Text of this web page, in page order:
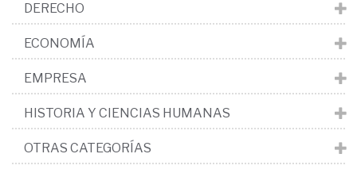
DERECHO
ECONOMÍA
EMPRESA
HISTORIA Y CIENCIAS HUMANAS
OTRAS CATEGORÍAS